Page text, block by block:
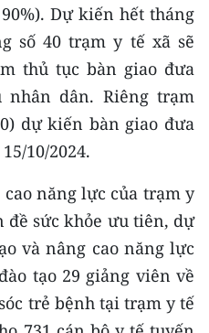
Dự kiến hết tháng
số 40 trạm y tế xã sẽ
thủ tục bàn giao đưa
dân. Riêng trạm
dự kiến bàn giao đưa
10/2024.
năng lực của trạm y
đề sức khỏe ưu tiên, dự
và nâng cao năng lực
tạo 29 giảng viên về
trẻ bệnh tại trạm y tế